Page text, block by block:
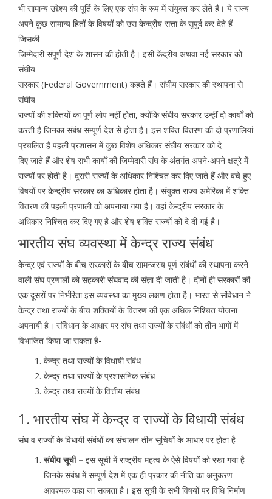
भी सामान्य उद्देश्य की पूर्ति के लिए एक संघ के रूप में संयुक्त कर लेते है। ये राज्य
अपने कुछ सामान्य हितों के विषयों को उस केन्द्रीय सत्ता के सुपुर्द कर देते हैं
जिसकी
जिम्मेदारी संपूर्ण देश के शासन की होती है। इसी केंद्रीय अथवा नई सरकार को
संघीय
सरकार (Federal Government) कहते हैं। संघीय सरकार की स्थापना से
संघीय
राज्यों की शक्तियों का पूर्ण लोप नहीं होता, क्योंकि संघीय सरकार उन्हीं दो कार्यों को
करती है जिनका संबंध सम्पूर्ण देश से होता है। इस शक्ति-वितरण की दो प्रणालियां
प्रचलित है पहली प्रशासन में कुछ विशेष अधिकार संघीय सरकार को दे
दिए जाते हैं और शेष सभी कार्यों की जिम्मेदारी संघ के अंतर्गत अपने-अपने क्षत्रे में
राज्यों पर होती है। दूसरी राज्यों के अधिकार निश्चित कर दिए जाते हैं और बचे हुए
विषयों पर केन्द्रीय सरकार का अधिकार होता है। संयुक्त राज्य अमेरिका में शक्ति-
वितरण की पहली प्रणाली को अपनाया गया है। वहां केन्द्रीय सरकार के
अधिकार निश्चित कर दिए गए है और शेष शक्ति राज्यों को दे दी गई है।
भारतीय संघ व्यवस्था में केन्द्र राज्य संबंध
केन्द्र एवं राज्यों के बीच सरकारों के बीच सामन्जस्य पूर्ण संबंधों की स्थापना करने
वाली संघ प्रणाली को सहकारी संघवाद की संज्ञा दी जाती है। दोनों ही सरकारों की
एक दूसरों पर निर्भरिता इस व्यवस्था का मुख्य लक्षण होता है। भारत से संविधान ने
केन्द्र तथा राज्यों के बीच शक्तियों के वितरण की एक अधिक निश्चित योजना
अपनायी है। संविधान के आधार पर संघ तथा राज्यों के संबंधों को तीन भागों में
विभाजित किया जा सकता है-
केन्द्र तथा राज्यों के विधायी संबंध
केन्द्र तथा राज्यों के प्रशासनिक संबंध
केन्द्र तथा राज्यों के वित्तीय संबंध
1. भारतीय संघ में केन्द्र व राज्यों के विधायी संबंध
संघ व राज्यों के विधायी संबंधों का संचालन तीन सूचियों के आधार पर होता है-
संधीय सूची – इस सूची में राष्ट्रीय महत्व के ऐसे विषयों को रखा गया है
जिनके संबंध में सम्पूर्ण देश में एक ही प्रकार की नीति का अनुकरण
आवश्यक कहा जा सकाता है। इस सूची के सभी विषयों पर विधि निर्माण